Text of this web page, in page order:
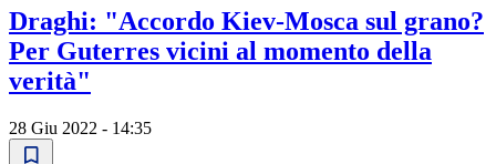
Draghi: "Accordo Kiev-Mosca sul grano?
Per Guterres vicini al momento della
verità"
28 Giu 2022 - 14:35